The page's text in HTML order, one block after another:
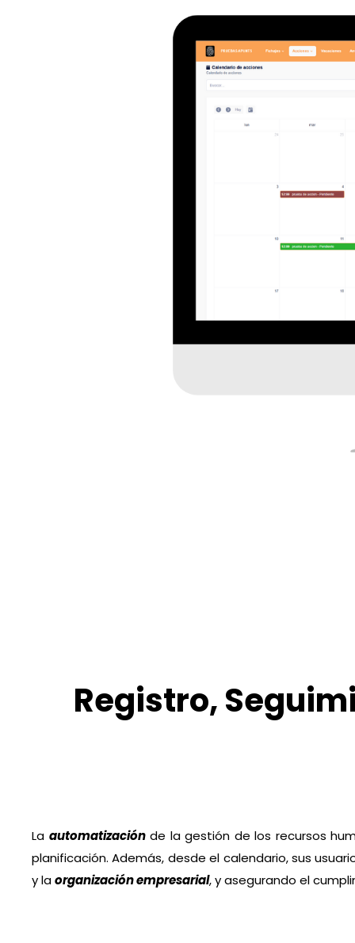
Registro,
La automatización de la gestión de los recursos
planificación. Además, desde el calendario, sus
y laorganización empresarial, y asegurando el